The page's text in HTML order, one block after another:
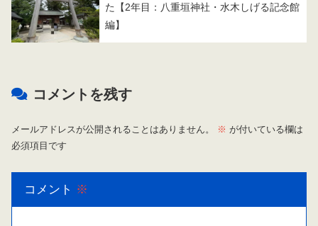
た【2年目：八重垣神社・水木しげる記念館
編】
コメントを残す
メールアドレスが公開されることはありません。 ※ が付いている欄は
必須項目です
コメント ※